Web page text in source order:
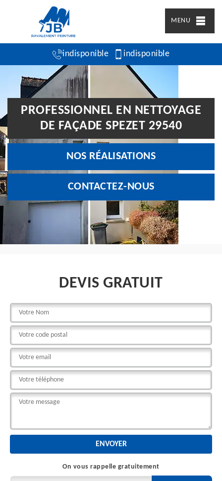
MENU
indisponible indisponible
PROFESSIONNEL EN NETTOYAGE
DE FAÇADE SPEZET 29540
NOS RÉALISATIONS
CONTACTEZ-NOUS
DEVIS GRATUIT
On vous rappelle gratuitement